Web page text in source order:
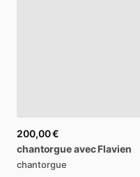
200,00 €
chantorgueavec Flavien
chantorgue